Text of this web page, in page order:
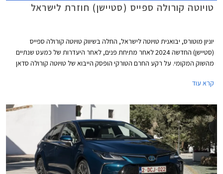
טויוטה קורולה ספייס (סטיישן) חוזרת לישראל
יוניון מוטורס, יבואנית טויוטה לישראל, החלה בשיווק טויוטה קורולה ספייס
(סטיישן) החדשה 2024 לאחר מתיחת פנים, לאחר היעדרות של כמעט שנתיים
מהשוק המקומי. על רקע החרם הטורקי הופסק הייבוא של טויוטה קורולה סדאן
ההצלחה, אלא אם הכוונה לשווק את הדגם בעיקר לציי רכב עם הנחה
משמעותית ממחיר המחירון.
קרא עוד